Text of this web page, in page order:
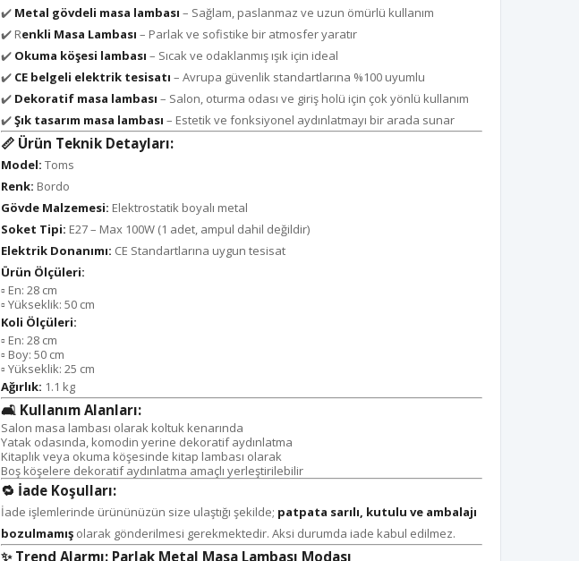
✔️ Metal gövdeli masa lambası – Sağlam, paslanmaz ve uzun ömürlü kullanım
✔️ Renkli Masa Lambası – Parlak ve sofistike bir atmosfer yaratır
✔️ Okuma köşesi lambası – Sıcak ve odaklanmış ışık için ideal
✔️ CE belgeli elektrik tesisatı – Avrupa güvenlik standartlarına %100 uyumlu
✔️ Dekoratif masa lambası – Salon, oturma odası ve giriş holü için çok yönlü kullanım
✔️Şık tasarım masa lambası – Estetik ve fonksiyonel aydınlatmayı bir arada sunar
📏 Ürün Teknik Detayları:
Model: Toms
Renk: Bordo
Gövde Malzemesi: Elektrostatik boyalı metal
Soket Tipi: E27 – Max 100W (1 adet, ampul dahil değildir)
Elektrik Donanımı: CE Standartlarına uygun tesisat
Ürün Ölçüleri:
▫️ En: 28 cm
▫️ Yükseklik: 50 cm
Koli Ölçüleri:
▫️ En: 28 cm
▫️ Boy: 50 cm
▫️ Yükseklik: 25 cm
Ağırlık: 1.1 kg
🛋️ Kullanım Alanları:
Salon masa lambası olarak koltuk kenarında
Yatak odasında, komodin yerine dekoratif aydınlatma
Kitaplık veya okuma köşesinde kitap lambası olarak
Boş köşelere dekoratif aydınlatma amaçlı yerleştirilebilir
🔁 İade Koşulları:
İade işlemlerinde ürününüzün size ulaştığı şekilde; patpata sarılı, kutulu ve ambalajı
bozulmamış olarak gönderilmesi gerekmektedir. Aksi durumda iade kabul edilmez.
✨ Trend Alarmı: Parlak Metal Masa Lambası Modası